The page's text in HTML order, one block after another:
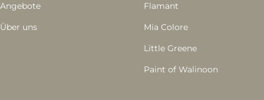
Angebote
Über uns
Flamant
Mia Colore
Little Greene
Paint of Walinoon